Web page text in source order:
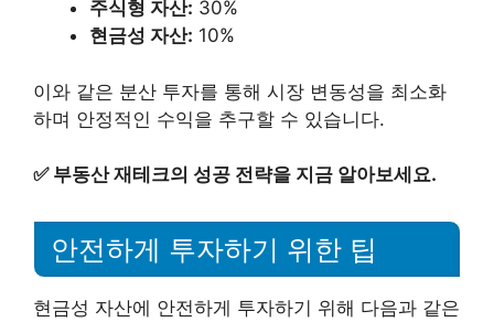
주식형 자산: 30%
현금성 자산: 10%
이와 같은 분산 투자를 통해 시장 변동성을 최소화
하며 안정적인 수익을 추구할 수 있습니다.
✅ 부동산 재테크의 성공 전략을 지금 알아보세요.
안전하게 투자하기 위한 팁
현금성 자산에 안전하게 투자하기 위해 다음과 같은